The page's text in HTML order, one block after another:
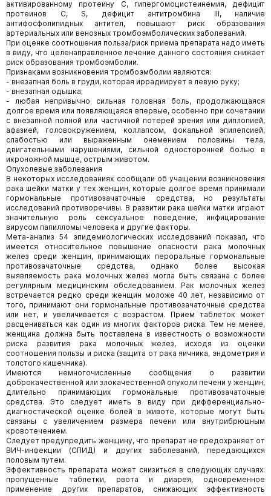
активированному протеину С, гипергомоцистеинемия, дефицит
протеинов С, S, дефицит антитромбина III, наличие
антифосфолипидных антител, повышают риск образования
артериальных или венозных тромбоэмболических заболеваний.
При оценке соотношения польза/риск приема препарата надо иметь
в виду, что целенаправленное лечение данного состояния снижает
риск образования тромбоэмболии.
Признаками возникновения тромбоэмболии являются:
- внезапная боль в груди, которая иррадиирует в левую руку;
- внезапная одышка;
- любая непривычно сильная головная боль, продолжающаяся
долгое время или появляющаяся впервые, особенно при сочетании
с внезапной полной или частичной потерей зрения или диплопией,
афазией, головокружением, коллапсом, фокальной эпилепсией,
слабостью или выраженным онемением половины тела,
двигательными нарушениями, сильной односторонней болью в
икроножной мышце, острым животом.
Опухолевые заболевания
В некоторых исследованиях сообщали об учащении возникновения
рака шейки матки у тех женщин, которые долгое время принимали
гормональные противозачаточные средства, но результаты
исследований противоречивы. В развитии рака шейки матки играют
значительную роль сексуальное поведение, инфицирование
вирусом папилломы человека и другие факторы.
Мета-анализ 54 эпидемиологических исследований показал, что
имеется относительное повышение опасности рака молочных
желез среди женщин, принимающих пероральные гормональные
противозачаточные средства, однако более высокая
выявляемость рака молочных желез могла быть связана с более
регулярным медицинским обследованием. Рак молочных желез
встречается редко среди женщин моложе 40 лет, независимо от
того, принимают они гормональные противозачаточные средства
или нет, и увеличивается с возрастом. Прием таблеток может
расцениваться как один из многих факторов риска. Тем не менее,
женщина должна быть поставлена в известность о возможности
риска развития рака молочных желез, исходя из оценки
соотношения пользы и риска (защита от рака яичника, эндометрия и
толстого кишечника).
Имеются немногочисленные сообщения о развитии
доброкачественной или злокачественной опухоли печени у женщин,
длительно принимающих гормональные противозачаточные
средства. Это следует иметь в виду при дифференциально-
диагностической оценке болей в животе, которые могут быть
связаны с увеличением размера печени или внутрибрюшным
кровотечением.
Следует предупредить женщину, что препарат не предохраняет от
ВИЧ-инфекции (СПИД) и других заболеваний, передающихся
половым путем.
Эффективность препарата может снизиться в следующих случаях:
пропущенные таблетки, рвота и диарея, одновременное
применение других препаратов, снижающих эффективность